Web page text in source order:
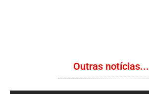
Outras notícias...